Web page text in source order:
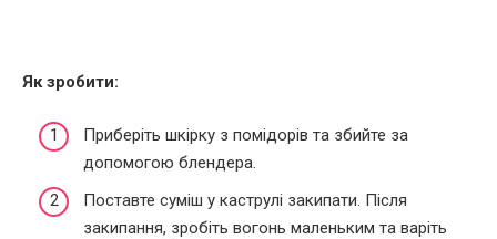
Як зробити:
Приберіть шкірку з помідорів та збийте за
допомогою блендера.
Поставте суміш у каструлі закипати. Після
закипання, зробіть вогонь маленьким та варіть